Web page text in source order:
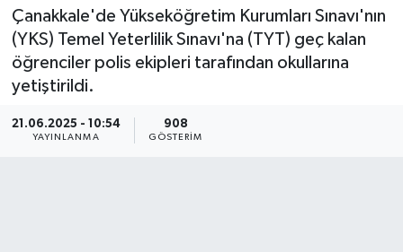
Çanakkale'de Yükseköğretim Kurumları Sınavı'nın
(YKS) Temel Yeterlilik Sınavı'na (TYT) geç kalan
öğrenciler polis ekipleri tarafından okullarına
yetiştirildi.
21.06.2025 - 10:54
YAYINLANMA
908
GÖSTERIM